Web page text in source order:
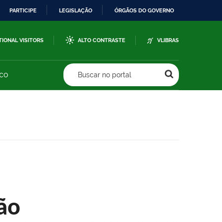
PARTICIPE LEGISLAÇÃO ÓRGÃOS DO GOVERNO
VISITORS ALTO CONTRASTE VLIBRAS
Buscar no portal